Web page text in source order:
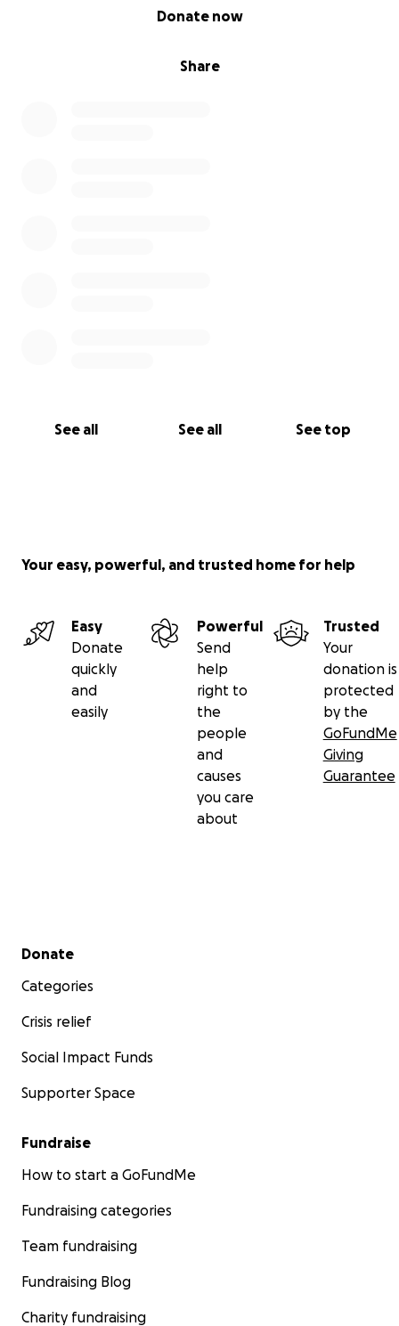
Share
Donate now
See all See all See top
Your easy, powerful, and trusted home for help
Easy
Donate
quickly
and
easily
Powerful
Send
help
right to
the
people
and
causes
you care
about
Trusted
Your
donation is
protected
by the
GoFundMe
Giving
Guarantee
Secondary menu
Donate
Categories
Crisis relief
Social Impact Funds
Supporter Space
Fundraise
How to start a GoFundMe
Fundraising categories
Team fundraising
Fundraising Blog
Charity fundraising